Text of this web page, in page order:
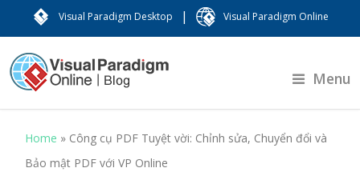
Visual Paradigm Desktop | Visual Paradigm Online
Menu
Home » Công cụ PDF Tuyệt vời: Chỉnh sửa, Chuyển đổi và
Bảo mật PDF với VP Online